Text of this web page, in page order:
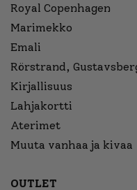
Royal Copenhagen
Marimekko
Emali
Rörstrand,
Kirjallisuus
Lahjakortti
Aterimet
Muuta vanhaa ja kivaa
OUTLET